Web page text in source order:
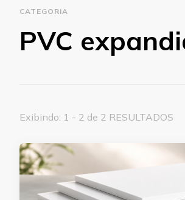
CATEGORIA
PVC
Exibindo: 1 - 2 de 2 RESULTADOS